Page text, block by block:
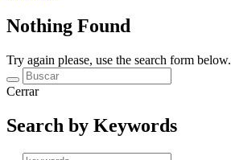
Nothing Found
Try again please, use the search form below.
Cerrar
Search by Keywords